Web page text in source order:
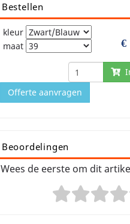
Bestellen
€
kleur
maat
Offerte aanvragen
Beoordelingen
Wees de eerste om dit